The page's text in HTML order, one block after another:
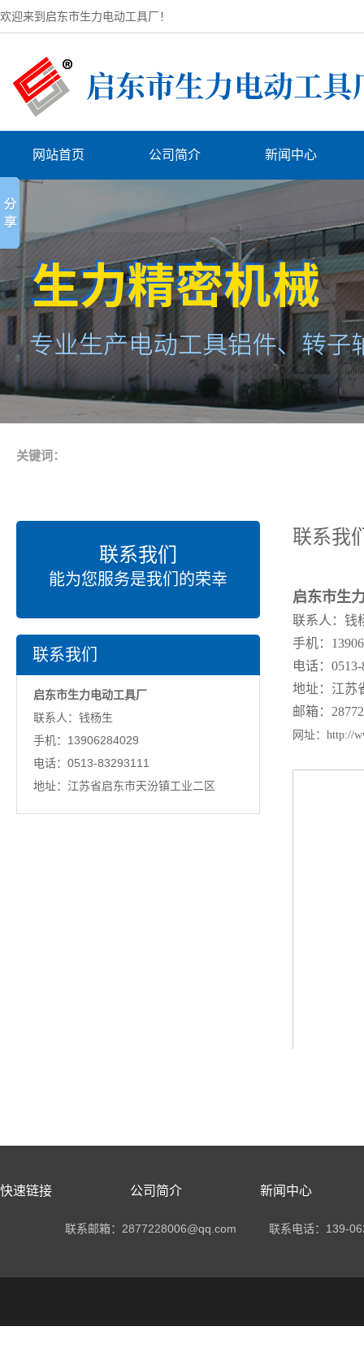
欢迎来到启东市生力电动工具厂！
网站首页 公司简介 新闻中心
关键词：
联系我们
能为您服务是我们的荣幸
联系我们
启东市生力电动工具厂
联系人：钱杨生
手机：13906284029
电话：0513-83293111
地址：江苏省启东市天汾镇工业二区
联系我
启东市生
联系人：钱
手机：
电话：0513-
地址：江苏
邮箱：
网址：http://
快速链接 公司简介 新闻中心
联系邮箱：2877228006@qq.com 联系电话： 139-